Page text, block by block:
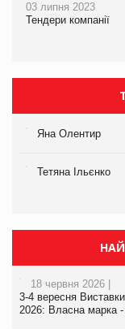
03 липня 2023
Тендери компанії
Яна Олентир
Тетяна Ільєнко
18 червня 2026 |
3-4 вересня
2026: Власна марка